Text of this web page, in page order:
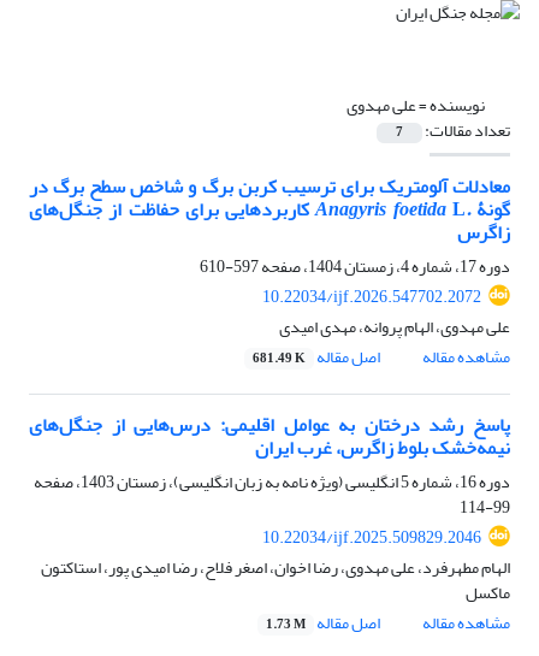
نویسنده =علی مهدوی
تعداد مقالات: 7
معادلات آلومتریک برای ترسیب کربن برگ و شاخص سطح برگ در
گونۀ.
Anagyris foetidaL کاربردهایی برای حفاظت از جنگل‌های
زاگرس
دوره 17، شماره 4، زمستان 1404، صفحه
597-610
10.22034/ijf.2026.547702.2072
علی مهدوی، الهام پروانه، مهدی امیدی
مشاهده مقاله
اصل مقاله 681.49 K
پاسخ رشد درختان به عوامل اقلیمی: درس‌هایی از جنگل‌های
نیمه‌خشک بلوط زاگرس، غرب ایران
دوره 16، شماره 5 انگلیسی (ویژه نامه به زبان انگلیسی)، زمستان 1403، صفحه
99-114
10.22034/ijf.2025.509829.2046
الهام مطهرفرد، علی مهدوی، رضا اخوان، اصغر فلاح، رضا امیدی پور، استاکتون
ماکسل
مشاهده مقاله
اصل مقاله 1.73 M